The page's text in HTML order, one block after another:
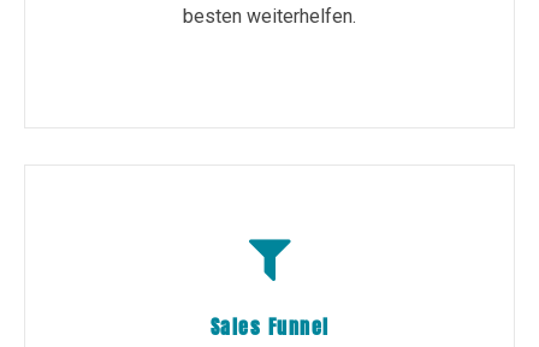
besten weiterhelfen.
Sales Funnel